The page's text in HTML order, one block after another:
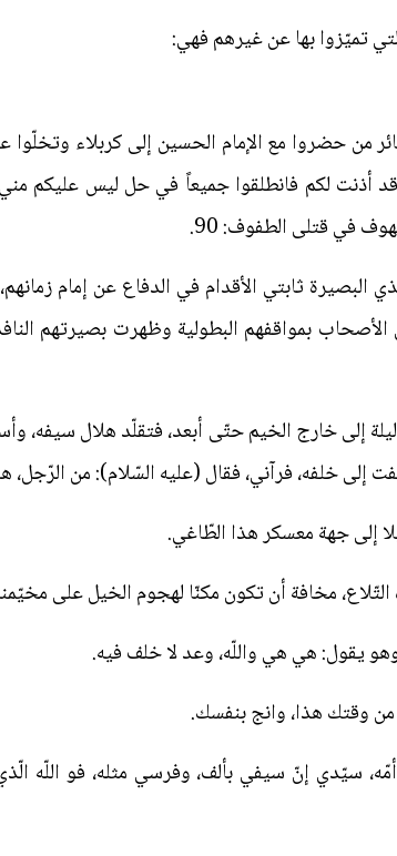
تميّزوا بها عن غيرهم فهي:
من حضروا مع الإمام الحسين إلى كربلاء وتخلّوا
قد أذنت لكم فانطلقوا جميعاً في حل ليس عليكم
في قتلى الطفوف: 90.
البصيرة ثابتي الأقدام في الدفاع عن إمام
بمواقفهم البطولية وظهرت بصيرتهم
إلى خارج الخيم حتّى أبعد، فتقلّد هلال سيفه،
إلى خلفه، فرآني، فقال (عليه السّلام): من الرّجل‌،
إلى جهة معسكر هذا الطّاغي.
مخافة أن تكون مكنّا لهجوم الخيل على
يقول: هي هي واللّه، وعد لا خلف فيه.
من وقتك هذا، وانج بنفسك.
سيّدي إنّ سيفي بألف، وفرسي مثله، فو اللّه